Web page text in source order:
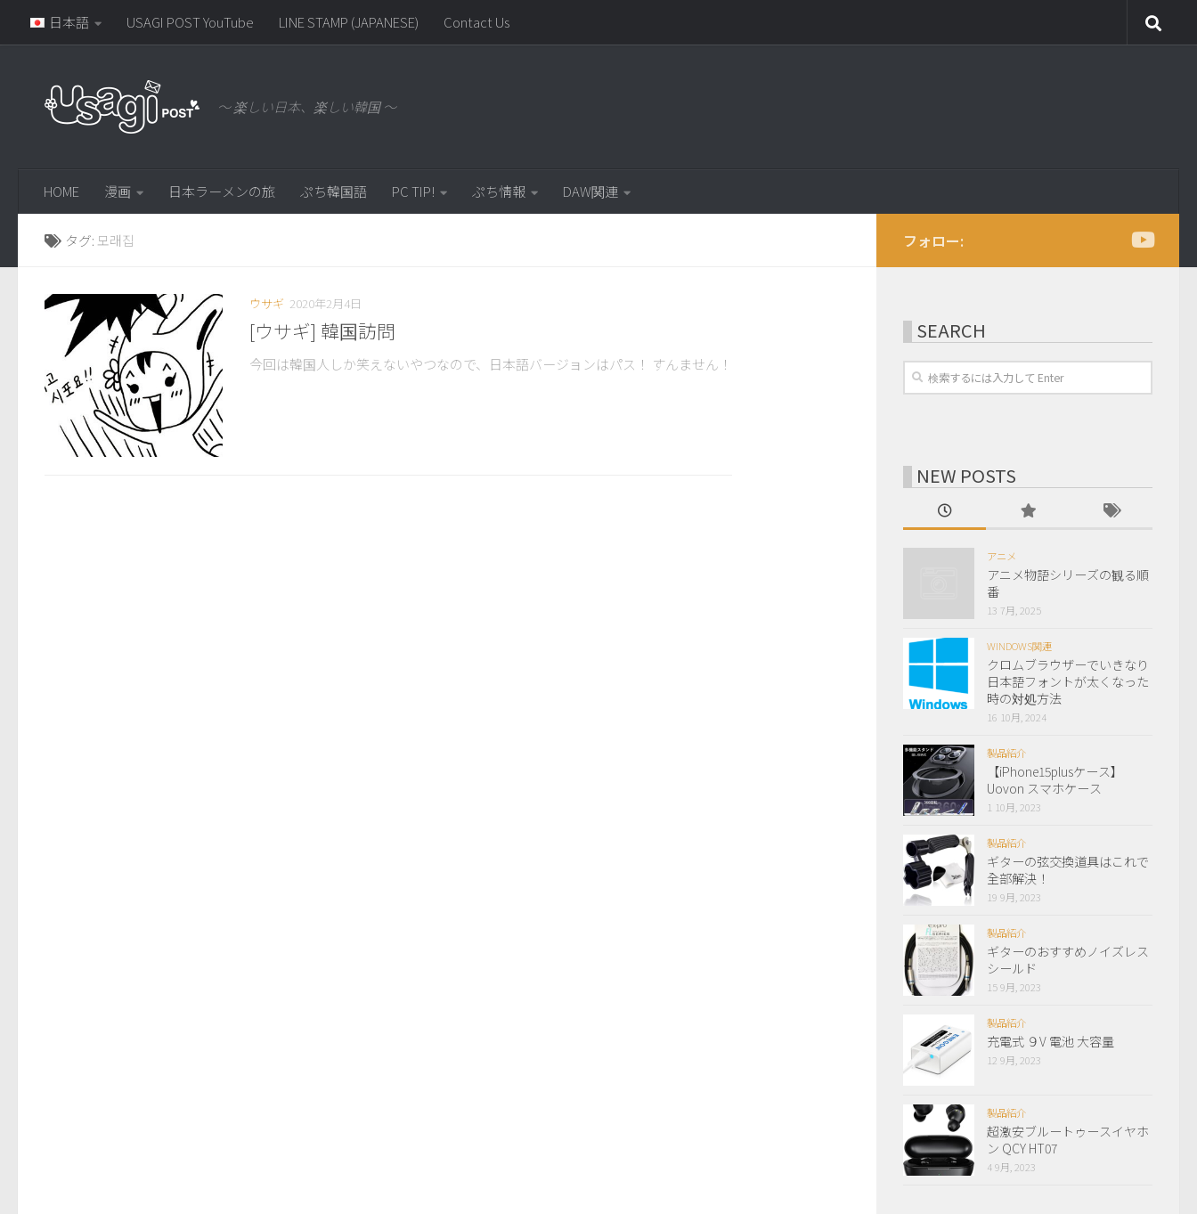
日本語 USAGI POST YouTube LINE STAMP (JAPANESE) Contact Us
～ 楽しい日本、楽しい韓国 ～
HOME 漫画 日本ラーメンの旅 ぷち韓国語 PC TIP! ぷち情報 DAW関連
タグ: 모래집
ウサギ 2020年2月4日
[ウサギ] 韓国訪問
今回は韓国人しか笑えないやつなので、日本語バージョンはパス！ すんません！
フォロー:
SEARCH
NEW POSTS
アニメ
アニメ物語シリーズの観る順
番
13 7月, 2025
WINDOWS関連
クロムブラウザーでいきなり
日本語フォントが太くなった
時の対処方法
16 10月, 2024
製品紹介
【iPhone15plusケース】
Uovon スマホケース
1 10月, 2023
製品紹介
ギターの弦交換道具はこれで
全部解決！
19 9月, 2023
製品紹介
ギターのおすすめノイズレス
シールド
15 9月, 2023
製品紹介
充電式 ９V 電池 大容量
12 9月, 2023
製品紹介
超激安ブルートゥースイヤホ
ン QCY HT07
4 9月, 2023